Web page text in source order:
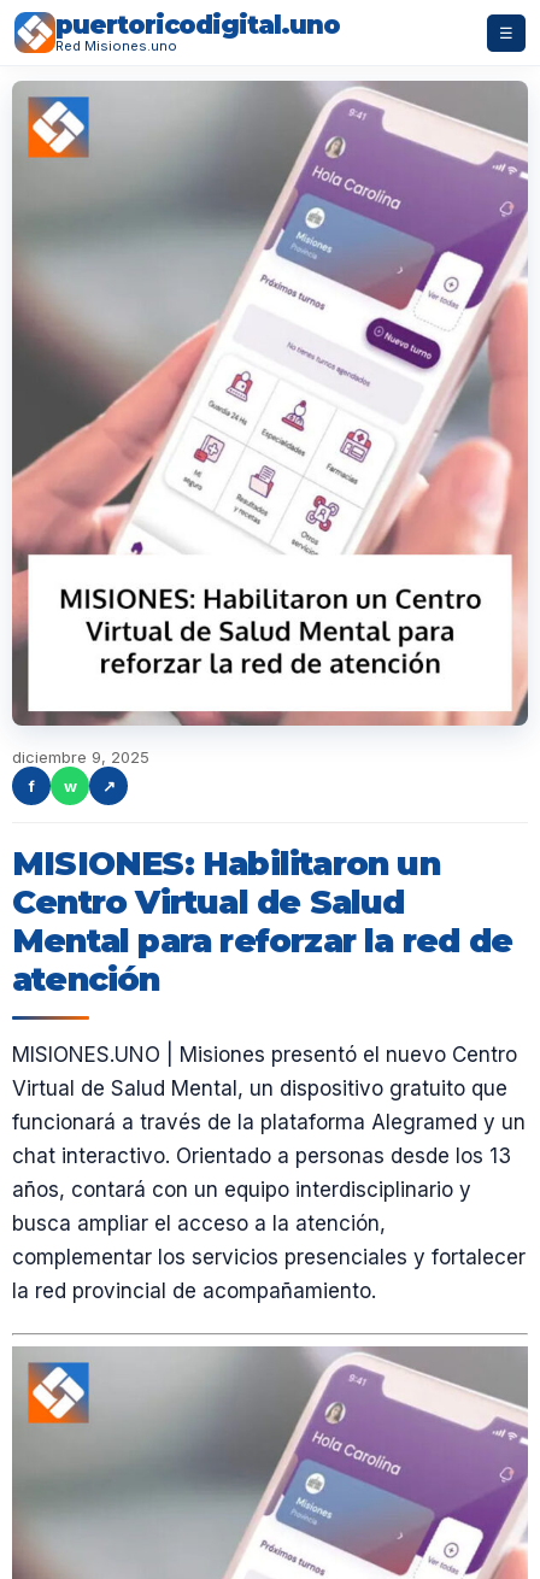
puertoricodigital.uno
Red Misiones.uno
☰
diciembre 9, 2025
f
w ↗
MISIONES: Habilitaron un
Centro Virtual de Salud
Mental para reforzar la red de
atención
MISIONES.UNO | Misiones presentó el nuevo Centro
Virtual de Salud Mental, un dispositivo gratuito que
funcionará a través de la plataforma Alegramed y un
chat interactivo. Orientado a personas desde los 13
años, contará con un equipo interdisciplinario y
busca ampliar el acceso a la atención,
complementar los servicios presenciales y fortalecer
la red provincial de acompañamiento.